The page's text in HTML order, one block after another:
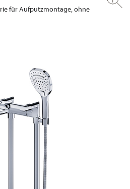
für Aufputzmontage, ohne